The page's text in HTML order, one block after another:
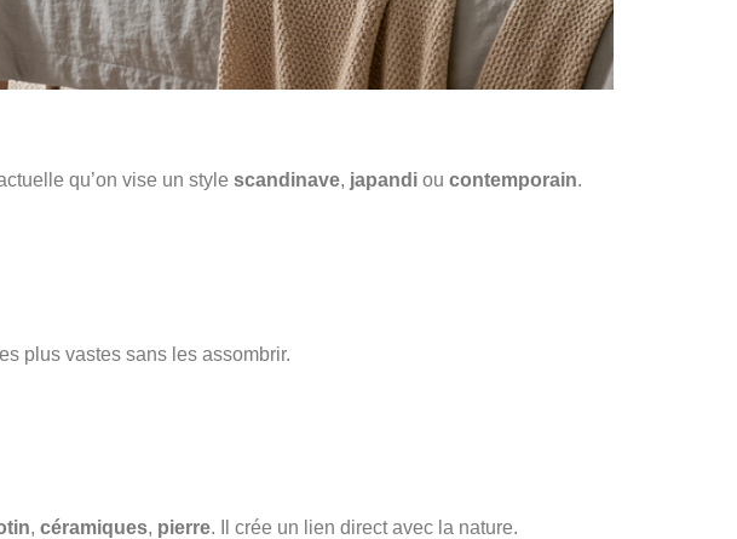
qu’on vise un style scandinave, japandi ou contemporain.
plus vastes sans les assombrir.
, céramiques, pierre. Il crée un lien direct avec la nature.